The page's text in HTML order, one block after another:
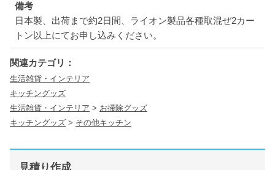
備考
日本製、出荷まで約2日間、ライオン製品各種取混ぜ2カー
トン以上にてお申し込みください。
関連カテゴリ：
生活雑貨・インテリア
キッチングッズ
生活雑貨・インテリア > お掃除グッズ
キッチングッズ > その他キッチン
見積り作成